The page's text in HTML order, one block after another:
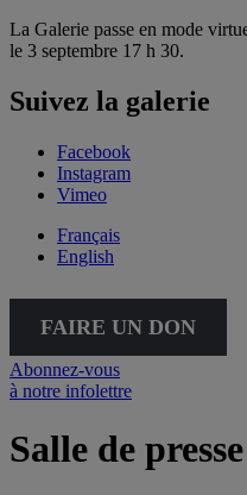
La Galerie passe en mode
le 3 septembre 17 h 30.
Suivez la galerie
Facebook
Instagram
Vimeo
Français
English
FAIRE UN DON
Abonnez-vous
à notre infolettre
Salle de presse